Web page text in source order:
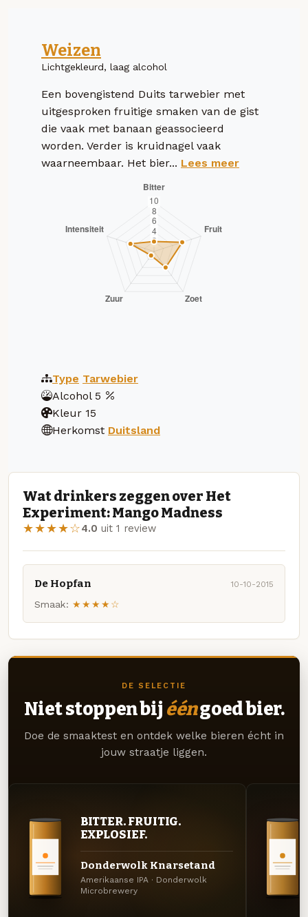
Weizen
Lichtgekleurd, laag alcohol
Een bovengistend Duits tarwebier met
uitgesproken fruitige smaken van de gist
die vaak met banaan geassocieerd
worden. Verder is kruidnagel vaak
waarneembaar. Het bier... Lees meer
Type Tarwebier
Alcohol 5
Kleur 15
Herkomst Duitsland
Wat drinkers zeggen over Het
Experiment: Mango Madness
★★★★☆4.0 uit 1 review
De Hopfan 10-10-2015
Smaak: ★★★★☆
DE SELECTIE
Niet stoppen bij ééngoed bier.
Doe de smaaktest en ontdek welke bieren écht in
jouw straatje liggen.
BITTER. FRUITIG.
EXPLOSIEF.
Donderwolk Knarsetand
Amerikaanse IPA · Donderwolk
Microbrewery